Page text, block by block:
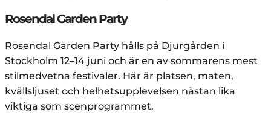
Rosendal Garden Party
Rosendal Garden Party hålls på Djurgården i
Stockholm 12–14 juni och är en av sommarens mest
stilmedvetna festivaler. Här är platsen, maten,
kvällsljuset och helhetsupplevelsen nästan lika
viktiga som scenprogrammet.